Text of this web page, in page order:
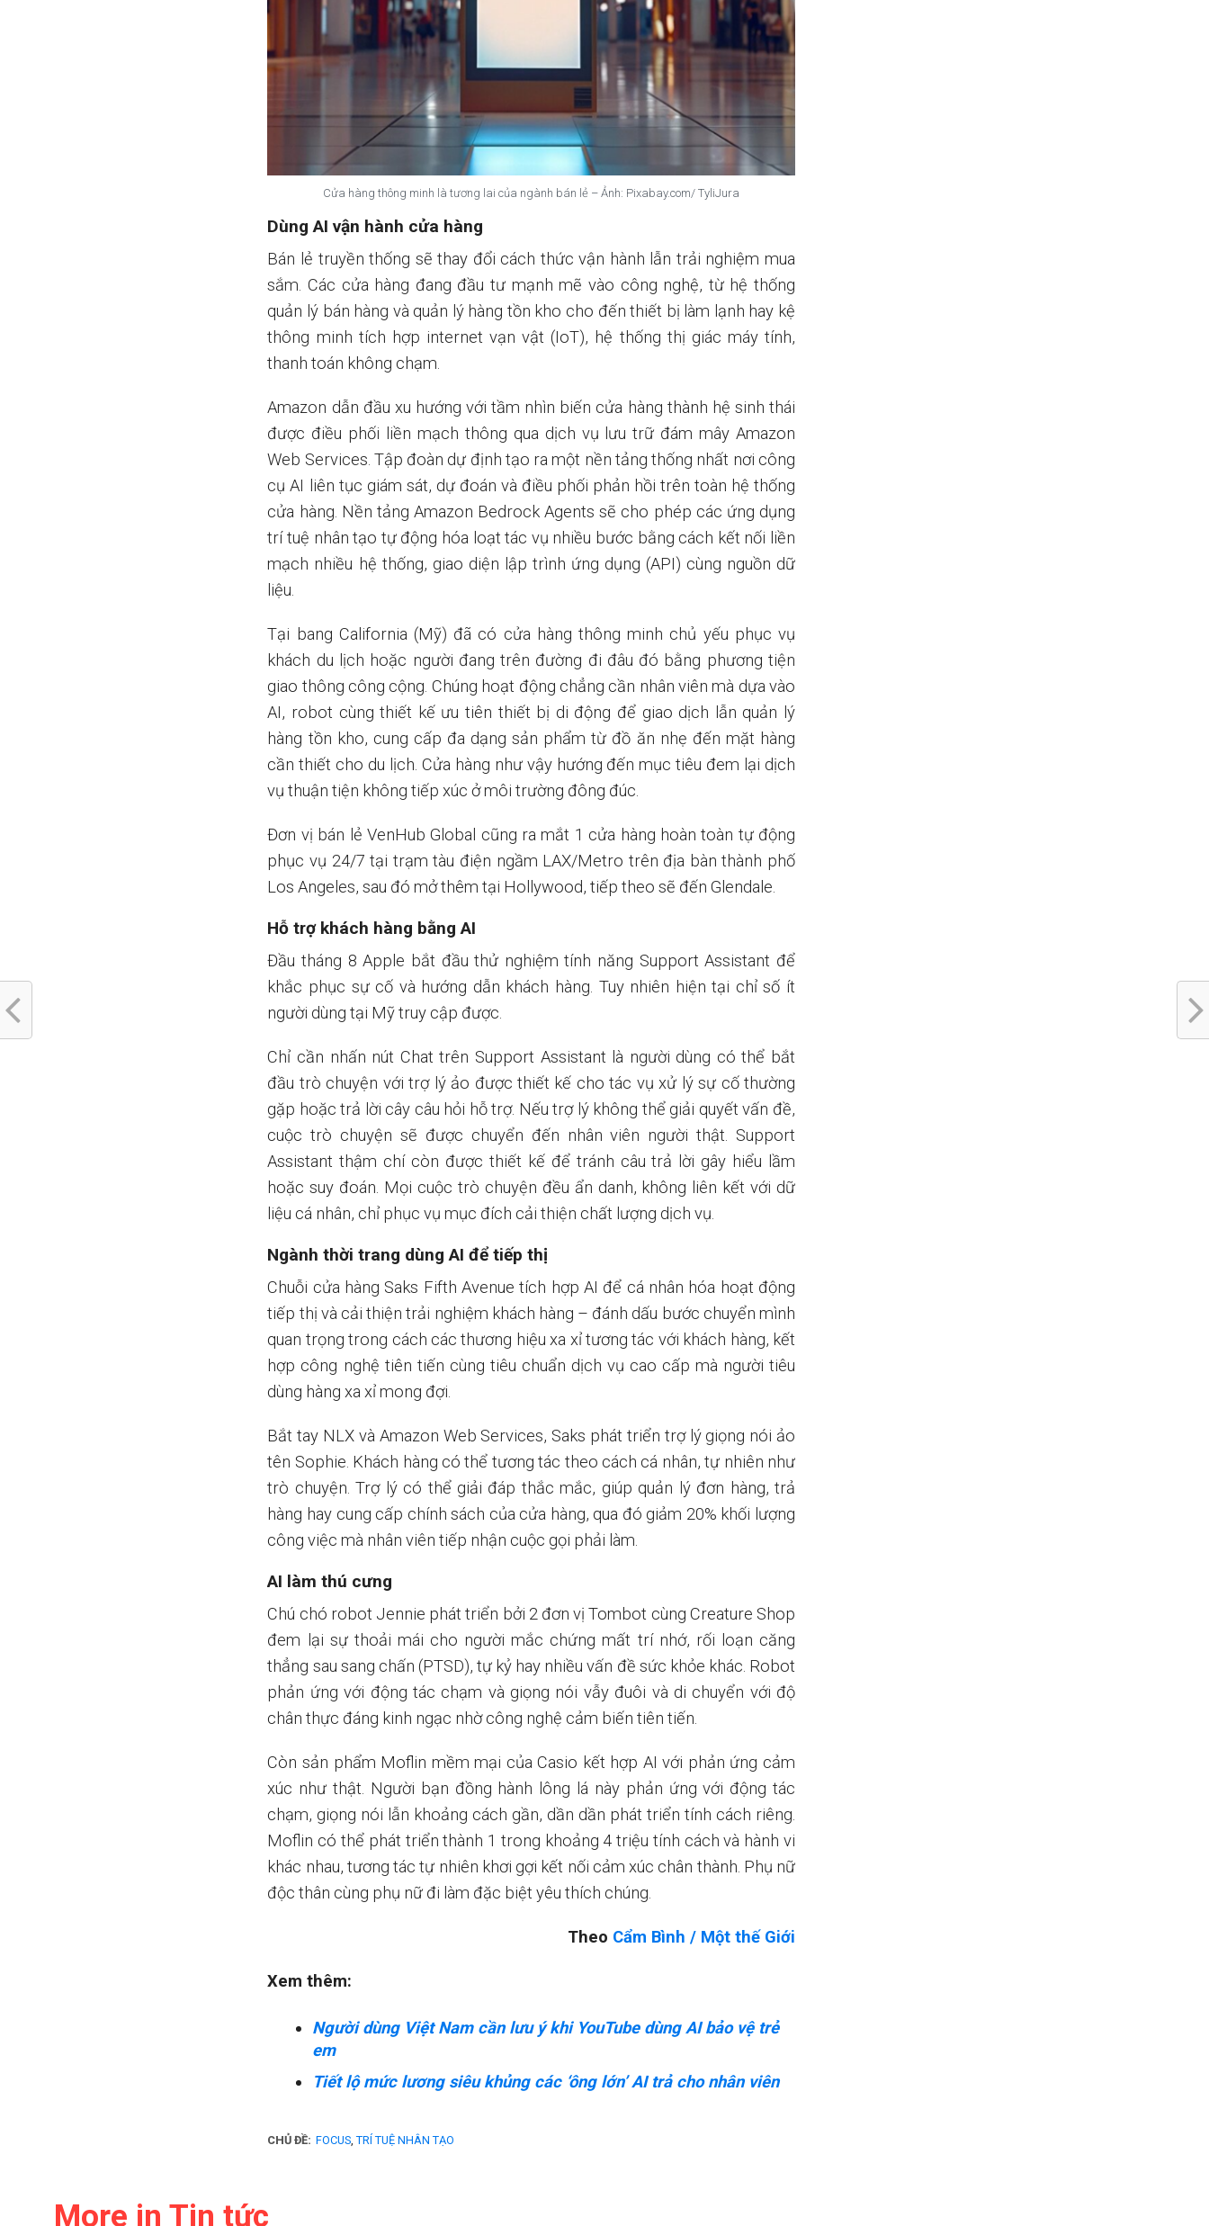
Cửa hàng thông minh là tương lai của ngành bán lẻ – Ảnh: Pixabay.com/ TyliJura
Dùng AI vận hành cửa hàng
Bán lẻ truyền thống sẽ thay đổi cách thức vận hành lẫn trải nghiệm mua
sắm. Các cửa hàng đang đầu tư mạnh mẽ vào công nghệ, từ hệ thống
quản lý bán hàng và quản lý hàng tồn kho cho đến thiết bị làm lạnh hay kệ
thông minh tích hợp internet vạn vật (IoT), hệ thống thị giác máy tính,
thanh toán không chạm.
Amazon dẫn đầu xu hướng với tầm nhìn biến cửa hàng thành hệ sinh thái
được điều phối liền mạch thông qua dịch vụ lưu trữ đám mây Amazon
Web Services. Tập đoàn dự định tạo ra một nền tảng thống nhất nơi công
cụ AI liên tục giám sát, dự đoán và điều phối phản hồi trên toàn hệ thống
cửa hàng. Nền tảng Amazon Bedrock Agents sẽ cho phép các ứng dụng
trí tuệ nhân tạo tự động hóa loạt tác vụ nhiều bước bằng cách kết nối liền
mạch nhiều hệ thống, giao diện lập trình ứng dụng (API) cùng nguồn dữ
liệu.
Tại bang California (Mỹ) đã có cửa hàng thông minh chủ yếu phục vụ
khách du lịch hoặc người đang trên đường đi đâu đó bằng phương tiện
giao thông công cộng. Chúng hoạt động chẳng cần nhân viên mà dựa vào
AI, robot cùng thiết kế ưu tiên thiết bị di động để giao dịch lẫn quản lý
hàng tồn kho, cung cấp đa dạng sản phẩm từ đồ ăn nhẹ đến mặt hàng
cần thiết cho du lịch. Cửa hàng như vậy hướng đến mục tiêu đem lại dịch
vụ thuận tiện không tiếp xúc ở môi trường đông đúc.
Đơn vị bán lẻ VenHub Global cũng ra mắt 1 cửa hàng hoàn toàn tự động
phục vụ 24/7 tại trạm tàu điện ngầm LAX/Metro trên địa bàn thành phố
Los Angeles, sau đó mở thêm tại Hollywood, tiếp theo sẽ đến Glendale.
Hỗ trợ khách hàng bằng AI
Đầu tháng 8 Apple bắt đầu thử nghiệm tính năng Support Assistant để
khắc phục sự cố và hướng dẫn khách hàng. Tuy nhiên hiện tại chỉ số ít
người dùng tại Mỹ truy cập được.
Chỉ cần nhấn nút Chat trên Support Assistant là người dùng có thể bắt
đầu trò chuyện với trợ lý ảo được thiết kế cho tác vụ xử lý sự cố thường
gặp hoặc trả lời cây câu hỏi hỗ trợ. Nếu trợ lý không thể giải quyết vấn đề,
cuộc trò chuyện sẽ được chuyển đến nhân viên người thật. Support
Assistant thậm chí còn được thiết kế để tránh câu trả lời gây hiểu lầm
hoặc suy đoán. Mọi cuộc trò chuyện đều ẩn danh, không liên kết với dữ
liệu cá nhân, chỉ phục vụ mục đích cải thiện chất lượng dịch vụ.
Ngành thời trang dùng AI để tiếp thị
Chuỗi cửa hàng Saks Fifth Avenue tích hợp AI để cá nhân hóa hoạt động
tiếp thị và cải thiện trải nghiệm khách hàng – đánh dấu bước chuyển mình
quan trọng trong cách các thương hiệu xa xỉ tương tác với khách hàng, kết
hợp công nghệ tiên tiến cùng tiêu chuẩn dịch vụ cao cấp mà người tiêu
dùng hàng xa xỉ mong đợi.
Bắt tay NLX và Amazon Web Services, Saks phát triển trợ lý giọng nói ảo
tên Sophie. Khách hàng có thể tương tác theo cách cá nhân, tự nhiên như
trò chuyện. Trợ lý có thể giải đáp thắc mắc, giúp quản lý đơn hàng, trả
hàng hay cung cấp chính sách của cửa hàng, qua đó giảm 20% khối lượng
công việc mà nhân viên tiếp nhận cuộc gọi phải làm.
AI làm thú cưng
Chú chó robot Jennie phát triển bởi 2 đơn vị Tombot cùng Creature Shop
đem lại sự thoải mái cho người mắc chứng mất trí nhớ, rối loạn căng
thẳng sau sang chấn (PTSD), tự kỷ hay nhiều vấn đề sức khỏe khác. Robot
phản ứng với động tác chạm và giọng nói vẫy đuôi và di chuyển với độ
chân thực đáng kinh ngạc nhờ công nghệ cảm biến tiên tiến.
Còn sản phẩm Moflin mềm mại của Casio kết hợp AI với phản ứng cảm
xúc như thật. Người bạn đồng hành lông lá này phản ứng với động tác
chạm, giọng nói lẫn khoảng cách gần, dần dần phát triển tính cách riêng.
Moflin có thể phát triển thành 1 trong khoảng 4 triệu tính cách và hành vi
khác nhau, tương tác tự nhiên khơi gợi kết nối cảm xúc chân thành. Phụ nữ
độc thân cùng phụ nữ đi làm đặc biệt yêu thích chúng.
Theo Cẩm Bình / Một thế Giới
Xem thêm:
Người dùng Việt Nam cần lưu ý khi YouTube dùng AI bảo vệ trẻ
em
Tiết lộ mức lương siêu khủng các ‘ông lớn’ AI trả cho nhân viên
CHỦ ĐỀ: FOCUS ,TRÍ TUỆ NHÂN TẠO
More in Tin tức